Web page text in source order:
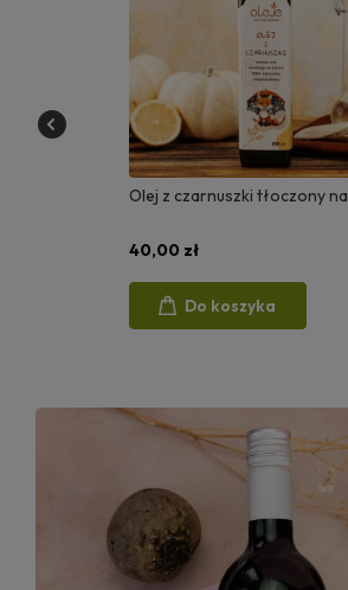
Olej lniany tłoczony na zimno
24,90 zł
Do koszyka